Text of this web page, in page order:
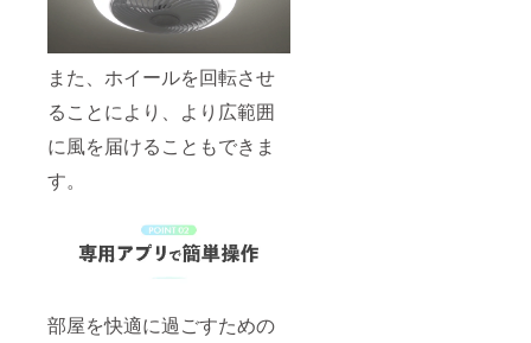
また、ホイールを回転させ
ることにより、より広範囲
に風を届けることもできま
す。
部屋を快適に過ごすための